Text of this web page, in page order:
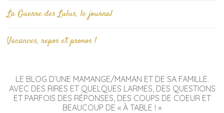
La Guerre des Lulus, le journal
Vacances, repos et pronos !
LE BLOG D’UNE MAMANGE/MAMAN ET DE SA FAMILLE.
AVEC DES RIRES ET QUELQUES LARMES, DES QUESTIONS
ET PARFOIS DES RÉPONSES, DES COUPS DE COEUR ET
BEAUCOUP DE « À TABLE ! »